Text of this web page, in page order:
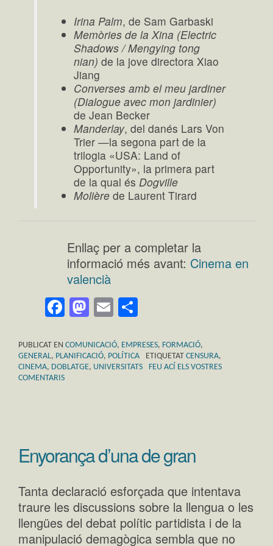
Irina Palm, de Sam Garbaski
Memòries de la Xina (Electric
Shadows / Mengying tong
nian) de la jove directora Xiao
Jiang
Converses amb el meu jardiner
(Dialogue avec mon jardinier)
de Jean Becker
Manderlay, del danés Lars Von
Trier —la segona part de la
trilogia «USA: Land of
Opportunity», la primera part
de la qual és Dogville
Molière de Laurent Tirard
Enllaç per a completar la
informació més avant: Cinema en
valencià
Facebook
Mastodon
Email
PUBLICAT EN COMUNICACIÓ, EMPRESES, FORMACIÓ,
GENERAL, PLANIFICACIÓ, POLÍTICA ETIQUETAT CENSURA,
CINEMA, DOBLATGE, UNIVERSITATS
FEU ACÍ ELS VOSTRES
COMENTARIS
Enyorança d’una de gran
Tanta declaració esforçada que intentava
traure les discussions sobre la llengua o les
llengües del debat polític partidista i de la
manipulació demagògica sembla que no